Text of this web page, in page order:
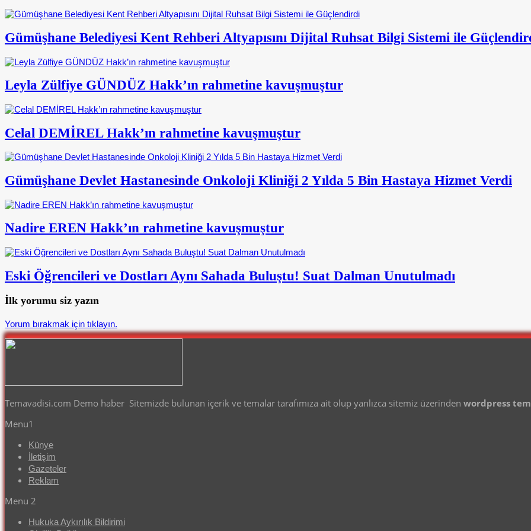
Gümüşhane Belediyesi Kent Rehberi Altyapısını Dijital Ruhsat Bilgi Sistemi ile
Leyla Zülfiye GÜNDÜZ Hakk’ın rahmetine kavuşmuştur
Celal DEMİREL Hakk’ın rahmetine kavuşmuştur
Gümüşhane Devlet Hastanesinde Onkoloji Kliniği 2 Yılda 5 Bin Hastaya Hizmet Verdi
Nadire EREN Hakk’ın rahmetine kavuşmuştur
Eski Öğrencileri ve Dostları Aynı Sahada Buluştu! Suat Dalman Unutulmadı
İlk yorumu siz yazın
Yorum bırakmak için tıklayın.
Temavadisi.com Demo haber Sitemizde bulunan içerik ve temalar tarafımıza ait olup yanlızca sitemiz üzerinden wordpress
Menu1
Künye
İletişim
Gazeteler
Reklam
Menu 2
Hukuka Aykırılık Bildirimi